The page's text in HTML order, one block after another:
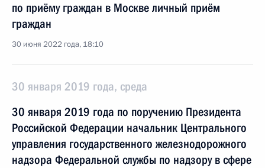
по приёму граждан в Москве личный приём
граждан
30 июня 2022 года, 18:10
30 января 2019 года, среда
30 января 2019 года по поручению Президента
Российской Федерации начальник Центрального
управления государственного железнодорожного
надзора Федеральной службы по надзору в сфере